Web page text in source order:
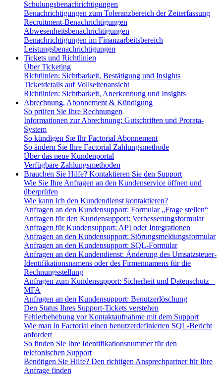
Schulungsbenachrichtigungen
Benachrichtigungen zum Toleranzbereich der Zeiterfassung
Recruitment-Benachrichtigungen
Abwesenheitsbenachrichtigungen
Benachrichtigungen im Finanzarbeitsbereich
Leistungsbenachrichtigungen
Tickets und Richtlinien
Über Ticketing
Richtlinien: Sichtbarkeit, Bestätigung und Insights
Ticketdetails auf Vollseitenansicht
Richtlinien: Sichtbarkeit, Anerkennung und Insights
Abrechnung, Abonnement & Kündigung
So prüfen Sie Ihre Rechnungen
Informationen zur Abrechnung: Gutschriften und Prorata-
System
So kündigen Sie Ihr Factorial Abonnement
So ändern Sie Ihre Factorial Zahlungsmethode
Über das neue Kundenportal
Verfügbare Zahlungsmethoden
Brauchen Sie Hilfe? Kontaktieren Sie den Support
Wie Sie Ihre Anfragen an den Kundenservice öffnen und
überprüfen
Wie kann ich den Kundendienst kontaktieren?
Anfragen an den Kundensupport: Formular „Frage stellen“
Anfragen für den Kundensupport: Verbesserungsformular
Anfragen für Kundensupport: API oder Integrationen
Anfragen an den Kundensupport: Störungsmeldungsformular
Anfragen an den Kundensupport: SQL-Formular
Anfragen an den Kundendienst: Änderung des Umsatzsteuer-
Identifikationsnamens oder des Firmennamens für die
Rechnungsstellung
Anfragen zum Kundensupport: Sicherheit und Datenschutz –
MFA
Anfragen an den Kundensupport: Benutzerlöschung
Den Status Ihres Support-Tickets verstehen
Fehlerbehebung vor Kontaktaufnahme mit dem Support
Wie man in Factorial einen benutzerdefinierten SQL-Bericht
anfordert
So finden Sie Ihre Identifikationsnummer für den
telefonischen Support
Benötigen Sie Hilfe? Den richtigen Ansprechpartner für Ihre
Anfrage finden